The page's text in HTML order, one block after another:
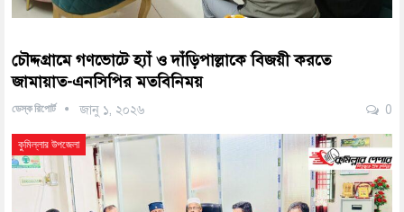
চৌদ্দগ্রামে গণভোটে হ্যাঁ ও দাঁড়িপাল্লাকে বিজয়ী করতে
জামায়াত-এনসিপির মতবিনিময়
ডেস্ক রিপোর্ট জানু ১, ২০২৬ 0
কুমিল্লার উপজেলা